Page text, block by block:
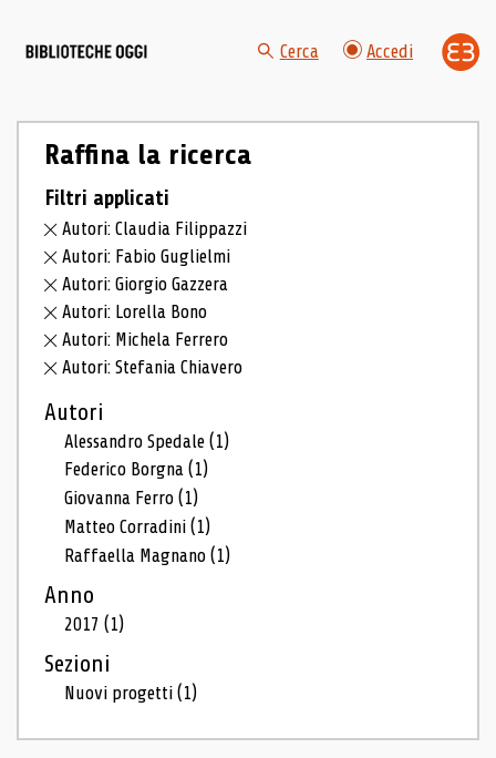
Cerca Accedi
Raffina la ricerca
Filtri applicati
Autori: Claudia Filippazzi
Autori: Fabio Guglielmi
Autori: Giorgio Gazzera
Autori: Lorella Bono
Autori: Michela Ferrero
Autori: Stefania Chiavero
Autori
Alessandro Spedale(1)
Federico Borgna(1)
Giovanna Ferro(1)
Matteo Corradini(1)
Raffaella Magnano(1)
Anno
2017(1)
Sezioni
Nuovi progetti(1)